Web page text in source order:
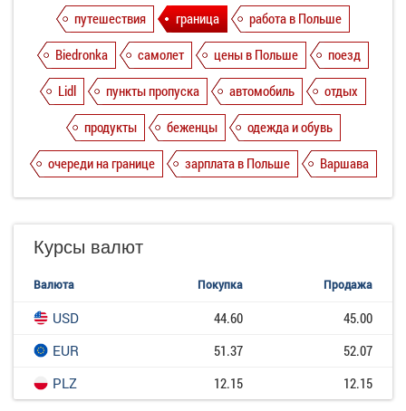
путешествия
граница
работа в Польше
Biedronka
самолет цены в Польше
поезд
Lidl
пункты пропуска автомобиль
отдых
продукты
беженцы
одежда и обувь
очереди на границе
зарплата в Польше Варшава
Курсы валют
Валюта Покупка Продажа
USD 44.60
45.00
EUR
51.37
52.07
PLZ
12.15 12.15